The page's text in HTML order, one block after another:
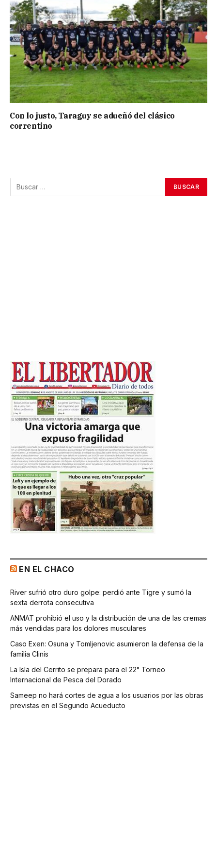
Con lo justo, Taraguy se adueñó del clásico
correntino
EN EL CHACO
River sufrió otro duro golpe: perdió ante Tigre y sumó la
sexta derrota consecutiva
ANMAT prohibió el uso y la distribución de una de las cremas
más vendidas para los dolores musculares
Caso Exen: Osuna y Tomljenovic asumieron la defensa de la
familia Clinis
La Isla del Cerrito se prepara para el 22° Torneo
Internacional de Pesca del Dorado
Sameep no hará cortes de agua a los usuarios por las obras
previstas en el Segundo Acueducto